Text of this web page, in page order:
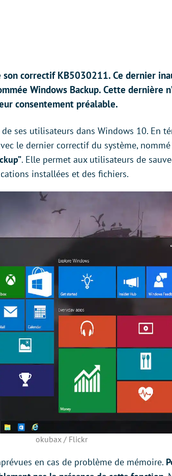
correctif KB5030211. Ce dernier
Windows Backup. Cette dernière
consentement préalable.
ses utilisateurs dans Windows 10. En
le dernier correctif du système,
. Elle permet aux utilisateurs de
installées et des fichiers.
okubax / Flickr
en cas de problème de mémoire.